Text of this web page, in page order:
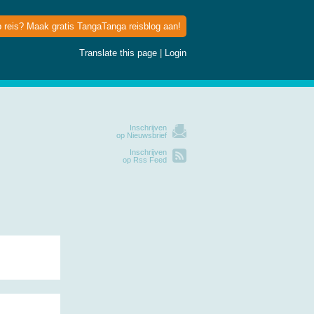
reis? Maak gratis TangaTanga reisblog aan!
Translate this page Login
Inschrijven
op Nieuwsbrief
Inschrijven
op Rss Feed